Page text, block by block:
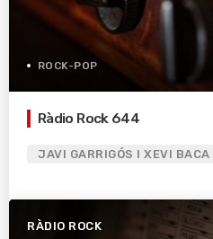
ROCK-POP
Ràdio Rock 644
JAVI GARRIGÓS I XEVI BACA
RÀDIO ROCK